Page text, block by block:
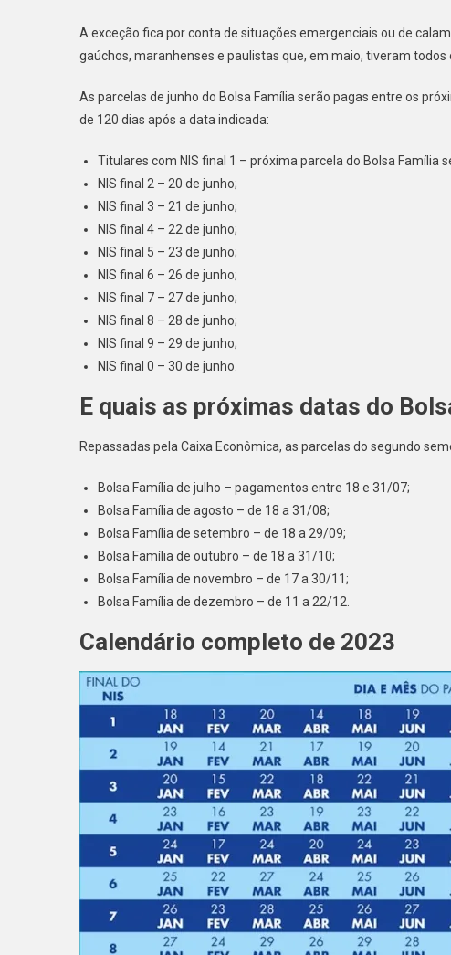
A exceção fica por conta de situações emergenciais ou de
gaúchos, maranhenses e paulistas que, em maio, tiveram
As parcelas de junho do Bolsa Família serão pagas entre os
de 120 dias após a data indicada:
Titulares com NIS final 1 – próxima parcela do Bolsa Família
NIS final 2 – 20 de junho;
NIS final 3 – 21 de junho;
NIS final 4 – 22 de junho;
NIS final 5 – 23 de junho;
NIS final 6 – 26 de junho;
NIS final 7 – 27 de junho;
NIS final 8 – 28 de junho;
NIS final 9 – 29 de junho;
NIS final 0 – 30 de junho.
E quais as próximas datas do
Repassadas pela Caixa Econômica, as parcelas do segundo
Bolsa Família de julho – pagamentos entre 18 e 31/07;
Bolsa Família de agosto – de 18 a 31/08;
Bolsa Família de setembro – de 18 a 29/09;
Bolsa Família de outubro – de 18 a 31/10;
Bolsa Família de novembro – de 17 a 30/11;
Bolsa Família de dezembro – de 11 a 22/12.
Calendário completo de 2023